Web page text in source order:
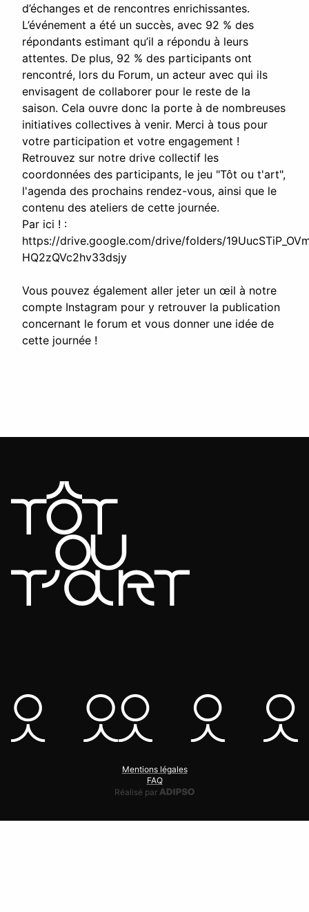
d’échanges et de rencontres enrichissantes.
L’événement a été un succès, avec 92 % des
répondants estimant qu’il a répondu à leurs
attentes. De plus, 92 % des participants ont
rencontré, lors du Forum, un acteur avec qui ils
envisagent de collaborer pour le reste de la
saison. Cela ouvre donc la porte à de nombreuses
initiatives collectives à venir. Merci à tous pour
votre participation et votre engagement !
Retrouvez sur notre drive collectif les
coordonnées des participants, le jeu "Tôt ou t'art",
l'agenda des prochains rendez-vous, ainsi que le
contenu des ateliers de cette journée.
Par ici ! :
https://drive.google.com/drive/folders/
HQ2zQVc2hv33dsjy
Vous pouvez également aller jeter un œil à notre
compte Instagram pour y retrouver la publication
concernant le forum et vous donner une idée de
cette journée !
Mentions légales
FAQ
Réalisé par
Adipso, agence web et